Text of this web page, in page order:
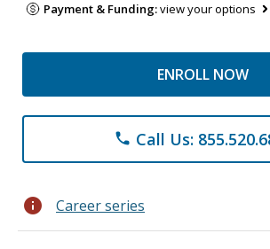
Payment & Funding:view your options
ENROLL NOW
phone Call Us:
info Career series